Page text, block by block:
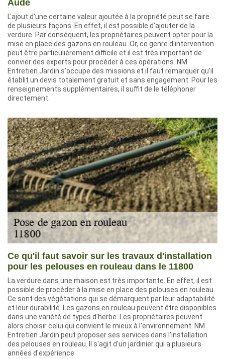
Aude
L'ajout d'une certaine valeur ajoutée à la propriété peut se faire
de plusieurs façons. En effet, il est possible d'ajouter de la
verdure. Par conséquent, les propriétaires peuvent opter pour la
mise en place des gazons en rouleau. Or, ce genre d'intervention
peut être particulièrement difficile et il est très important de
convier des experts pour procéder à ces opérations. NM
Entretien Jardin s'occupe des missions et il faut remarquer qu'il
établit un devis totalement gratuit et sans engagement. Pour les
renseignements supplémentaires, il suffit de le téléphoner
directement.
Ce qu'il faut savoir sur les travaux d'installation
pour les pelouses en rouleau dans le 11800
La verdure dans une maison est très importante. En effet, il est
possible de procéder à la mise en place des pelouses en rouleau.
Ce sont des végétations qui se démarquent par leur adaptabilité
et leur durabilité. Les gazons en rouleau peuvent être disponibles
dans une variété de types d'herbe. Les propriétaires peuvent
alors choisir celui qui convient le mieux à l'environnement. NM
Entretien Jardin peut proposer ses services dans l'installation
des pelouses en rouleau. Il s'agit d'un jardinier qui a plusieurs
années d'expérience.